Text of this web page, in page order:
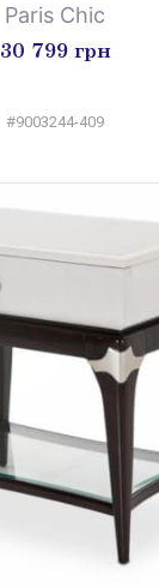
Paris Chic
30 799 грн
#9003244-409